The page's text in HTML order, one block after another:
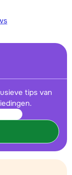
tips van